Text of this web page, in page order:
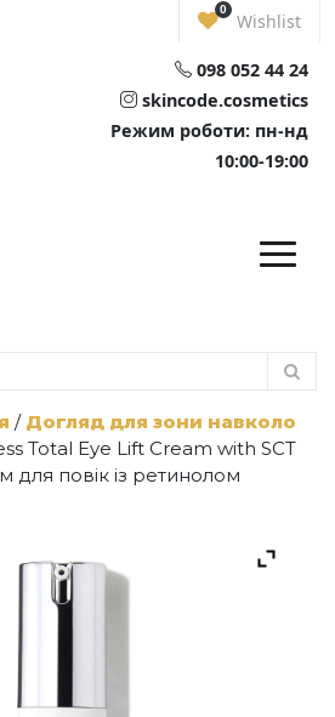
0
Wishlist
098 052 44 24
skincode.cosmetics
Режим роботи: пн-нд
10:00-19:00
/ Догляд для зони навколо
Total Eye Lift Cream with SCT
для повік із ретинолом